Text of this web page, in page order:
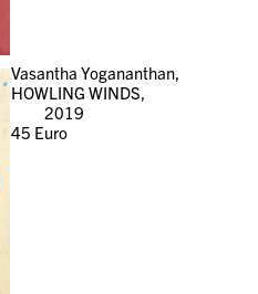
Vasantha Yogananthan,
HOWLING WINDS,
2019
45 Euro